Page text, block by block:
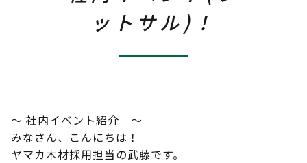
Interview 社員インタビュー
Training & Career
研修・教育制度＆キャリアアップ
ットサル)！
～ 社内イベント紹介 ～
みなさん、こんにちは！
ヤマカ木材採用担当の武藤です。